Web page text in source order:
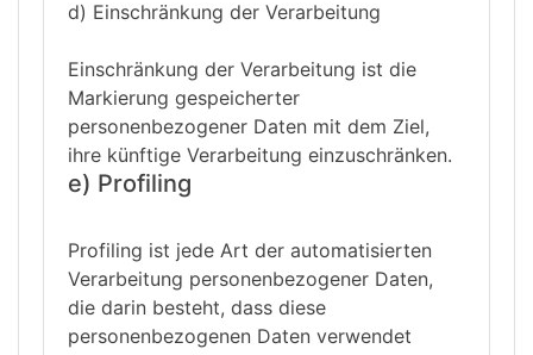
d) Einschränkung der Verarbeitung
Einschränkung der Verarbeitung ist die
Markierung gespeicherter
personenbezogener Daten mit dem Ziel,
ihre künftige Verarbeitung einzuschränken.
e) Profiling
Profiling ist jede Art der automatisierten
Verarbeitung personenbezogener Daten,
die darin besteht, dass diese
personenbezogenen Daten verwendet